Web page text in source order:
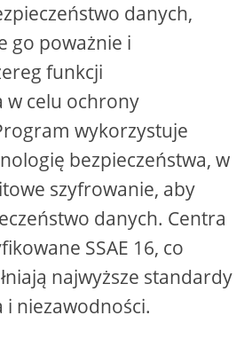
danych,
go poważnie i
funkcji
w celu ochrony
wykorzystuje
bezpieczeństwa, w
szyfrowanie, aby
danych. Centra
SSAE 16, co
najwyższe standardy
i niezawodności.